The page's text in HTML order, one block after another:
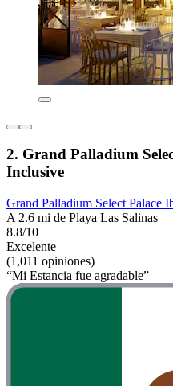
2. Grand Palladium
Inclusive
Grand Palladium Select Palace
A 2.6 mi de Playa Las Salinas
8.8/10
Excelente
(1,011 opiniones)
“Mi Estancia fue agradable”